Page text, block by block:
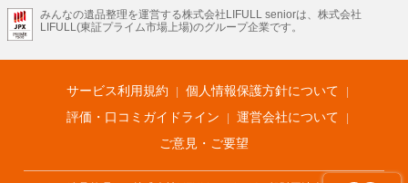
LIFULL HOME'Sのサービス
不動産・住宅
不動産査定 マンション専門売却査定 不動産投資 アドバイザー
不動産アーカイブ
空き家バンク 家賃相場 不動産会社
不動産用語集 住まいのお役立ち情報
LIFULL HOME'S PRESS
不動産転職
みんなの遺品整理を運営する株式会社LIFULL seniorは、株式会社
LIFULL(東証プライム市場上場)のグループ企業です。
サービス利用規約
個人情報保護方針について
評価・口コミガイドライン
運営会社について
ご意見・ご要望